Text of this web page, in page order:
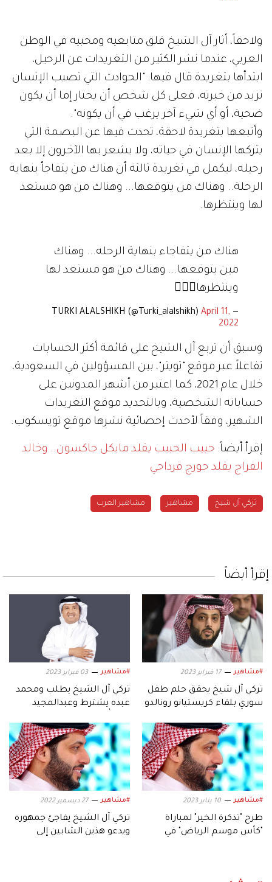
ولاحقاً، أثار آل الشيخ قلق متابعيه ومحبيه في الوطن
العربي، عندما نشر الكثير من التغريدات عن الرحيل،
ابتدأها بتغريدة قال فيها: "الحوادث التي تصيب الإنسان
تزيد من خبرته، فعلى كل شخص أن يختار إما أن يكون
ضحية، أو أي شيء آخر يرغب في أن يكونه".
وأتبعها بتغريدة لاحقة، تحدث فيها عن البصمة التي
يتركها الإنسان في حياته، ولا يشعر بها الآخرون إلا بعد
رحيله، ليكمل في تغريدة ثالثة أن هناك من يتفاجأ بنهاية
الرحلة.. وهناك من يتوقعها... وهناك من هو مستعد
لها وينتظرها.
هناك من يتفاجاء بنهاية الرحله... وهناك
مين يتوقعها... وهناك من هو مستعد لها
وينتظرها🤷🏻‍♂️
— TURKI ALALSHIKH (@Turki_alalshikh)
April 11,
2022
وسبق أن تربع آل الشيخ على قائمة أكثر الحسابات
تفاعلاً عبر موقع "تويتر"، بين المسؤولين في السعودية،
خلال عام 2021، كما اعتبر من أشهر المدونين على
حساباته الشخصية، وبالتحديد موقع التغريدات
الشهير، وفقاً لأحدث إحصائية نشرها موقع تويسكوب.
إقرأ أيضاً: حبيب الحبيب يقلد مايكل جاكسون.. وخالد
الفراج يقلد جورج قرداحي
تركي آل شيخ مشاهير مشاهير العرب
إقرأ أيضاً
#مشاهير 17 فبراير 2023
تركي آل شيخ يحقق حلم طفل
سوري بلقاء كريستيانو رونالدو
#مشاهير 03 فبراير 2023
تركي آل الشيخ يطلب ومحمد
عبده يشترط وعبدالمجيد
#مشاهير 10 يناير 2023
طرح "تذكرة الخير" لمباراة
"كأس موسم الرياض" في
#مشاهير 27 ديسمبر 2022
تركي آل الشيخ يفاجئ جمهوره
ويدعو هذين الشابين إلى